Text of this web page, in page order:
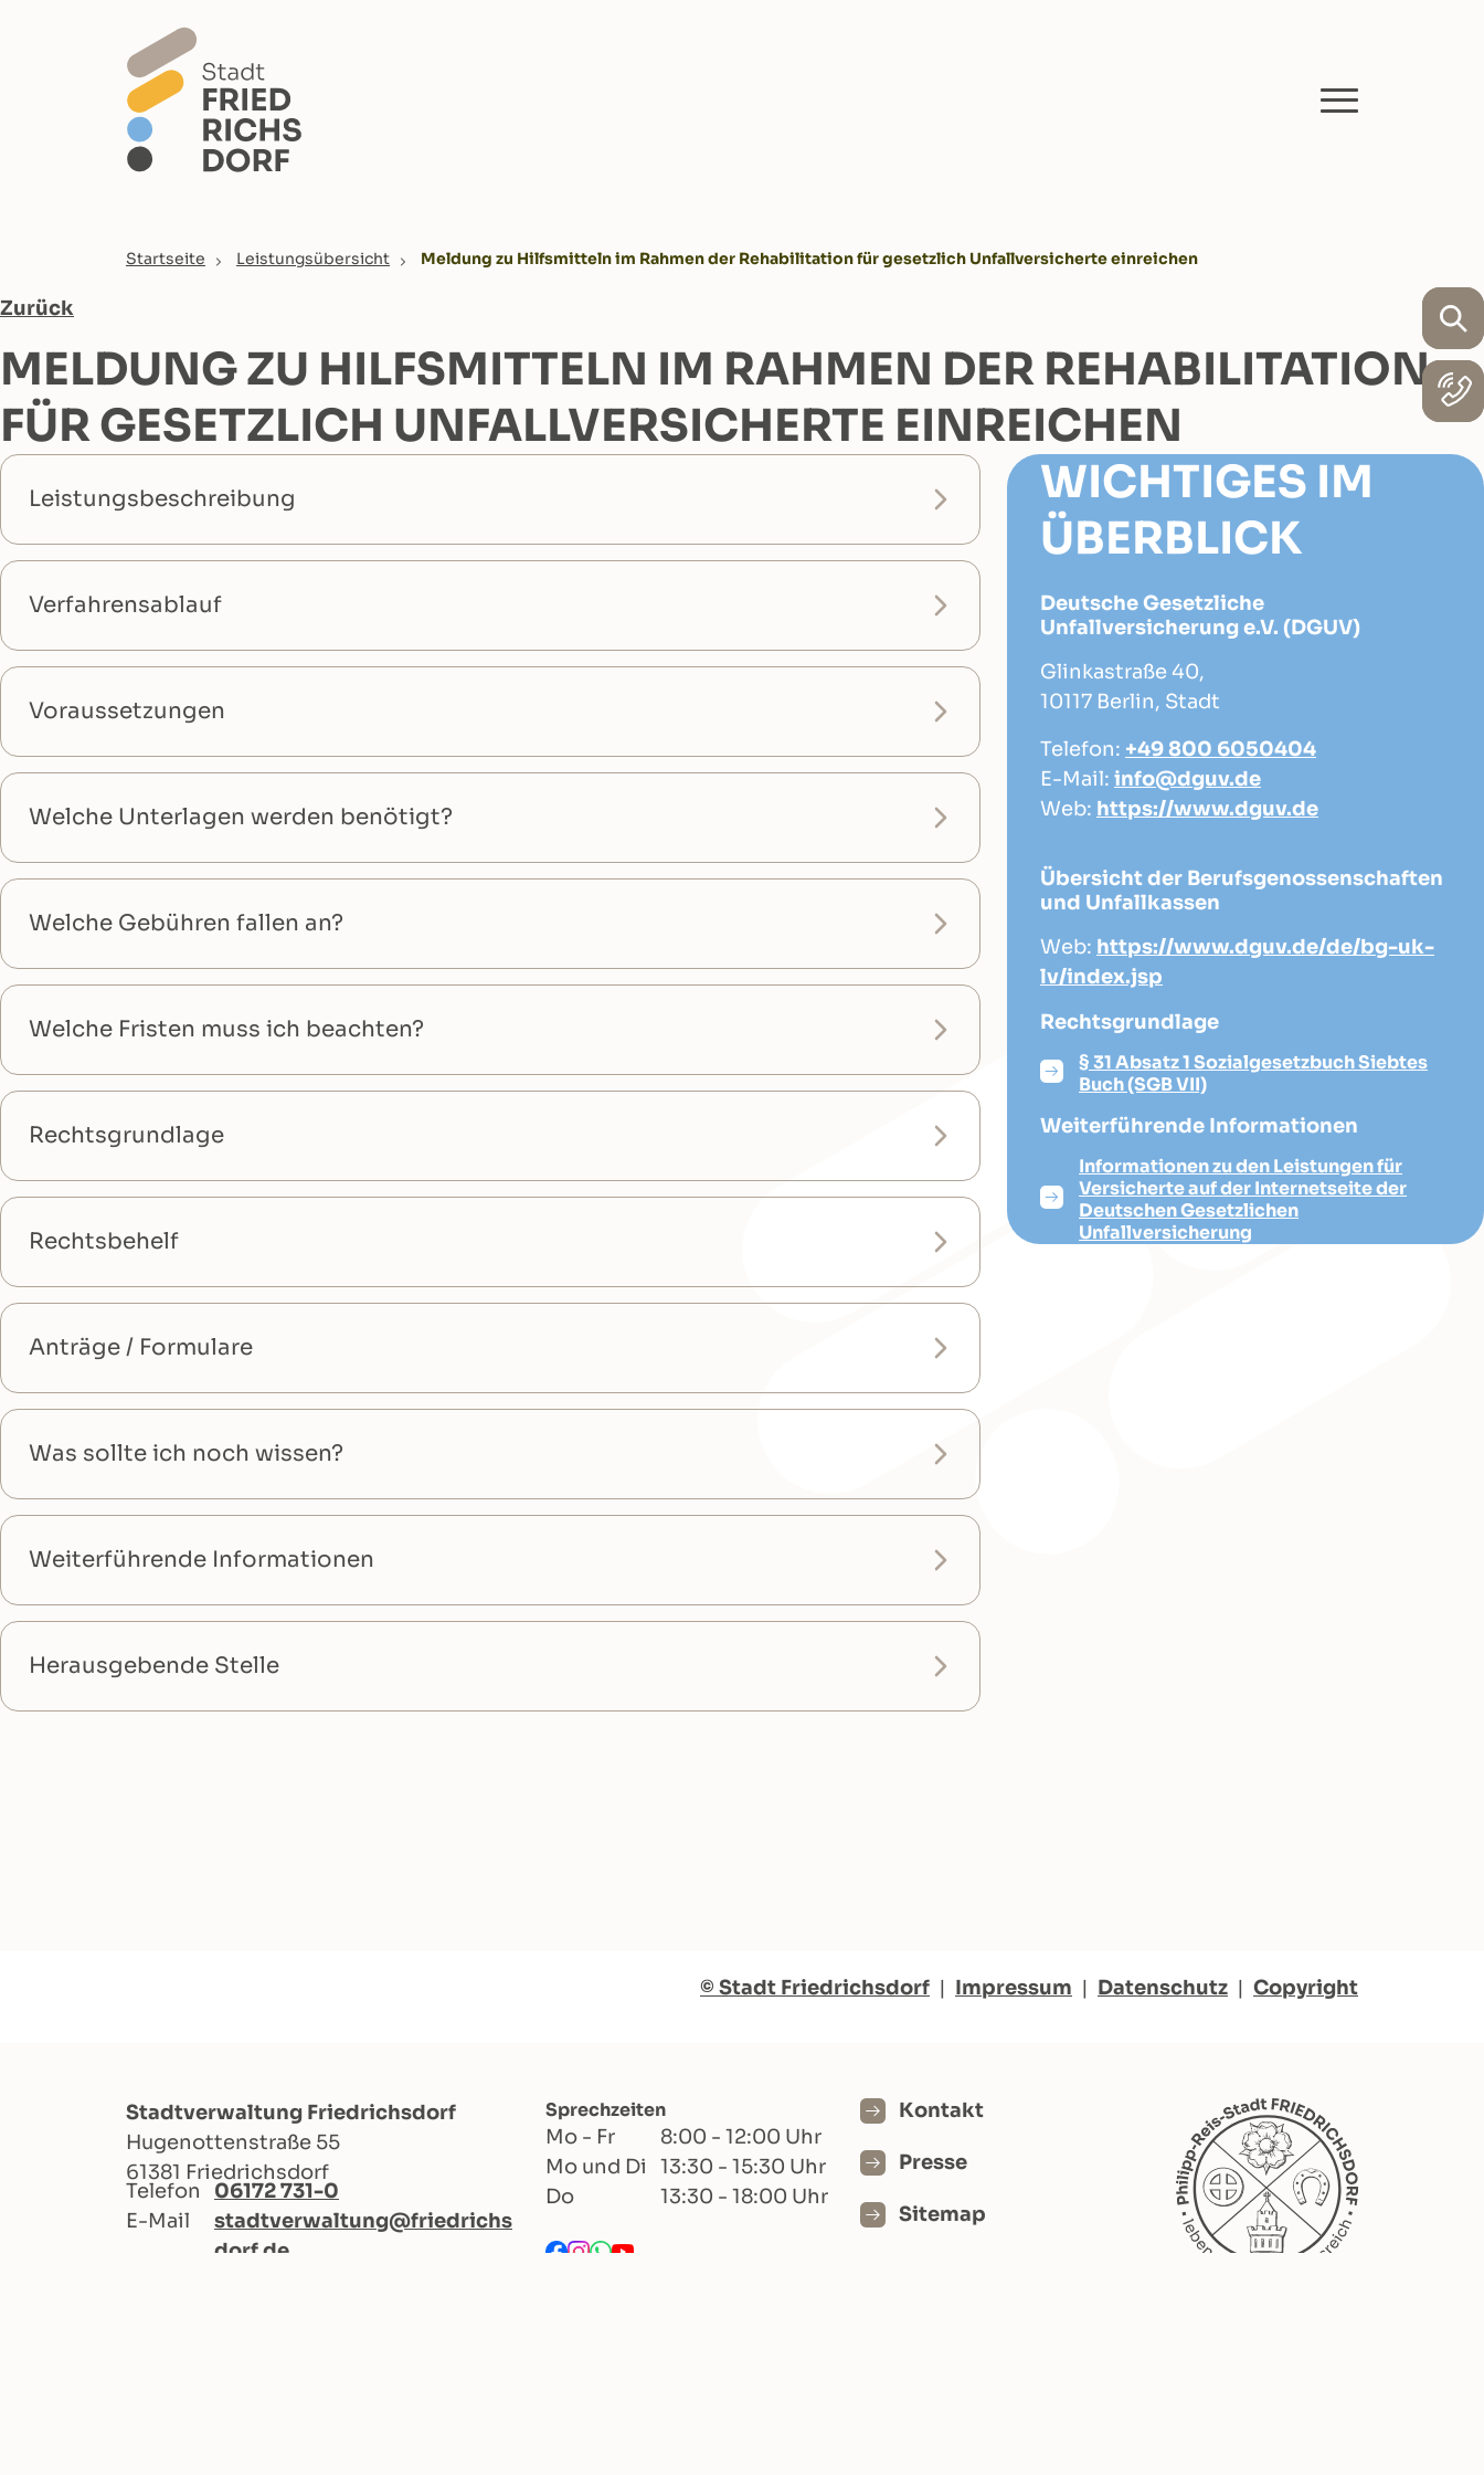
You are here:
Startseite Leistungsübersicht Meldung zu Hilfsmitteln im Rahmen der Rehabilitation für gesetzlich Unfallversicherte einreichen
Zurück
MELDUNG ZU HILFSMITTELN IM RAHMEN DER REHABILITATION
FÜR GESETZLICH UNFALLVERSICHERTE EINREICHEN
Leistungsbeschreibung
Verfahrensablauf
Voraussetzungen
Welche Unterlagen werden benötigt?
Welche Gebühren fallen an?
Welche Fristen muss ich beachten?
Rechtsgrundlage
Rechtsbehelf
Anträge / Formulare
Was sollte ich noch wissen?
Weiterführende Informationen
Herausgebende Stelle
WICHTIGES IM
ÜBERBLICK
Deutsche Gesetzliche
Unfallversicherung e.V. (DGUV)
Glinkastraße 40,
10117 Berlin, Stadt
Telefon: +49 800 6050404
E-Mail: info@dguv.de
Web: https://www.dguv.de
Übersicht der Berufsgenossenschaften
und Unfallkassen
Web: https://www.dguv.de/de/bg-uk-
lv/index.jsp
Rechtsgrundlage
§ 31 Absatz 1 Sozialgesetzbuch Siebtes
Buch (SGB VII)
Weiterführende Informationen
Informationen zu den Leistungen für
Versicherte auf der Internetseite der
Deutschen Gesetzlichen
Unfallversicherung
© Stadt Friedrichsdorf | Impressum | Datenschutz | Copyright
Stadtverwaltung Friedrichsdorf
Hugenottenstraße 55
61381 Friedrichsdorf
Telefon
06172 731-0
E-Mail
stadtverwaltung@friedrichs
dorf.de
Sprechzeiten
Mo - Fr
8:00 - 12:00 Uhr
Mo und Di
13:30 - 15:30 Uhr
Do
13:30 - 18:00 Uhr
Kontakt
Presse
Sitemap